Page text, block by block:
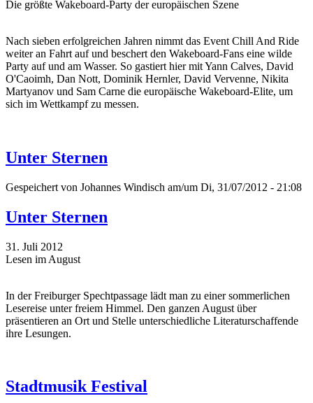
Die größte Wakeboard-Party der europäischen Szene
Nach sieben erfolgreichen Jahren nimmt das Event Chill And Ride
weiter an Fahrt auf und beschert den Wakeboard-Fans eine wilde
Party auf und am Wasser. So gastiert hier mit Yann Calves, David
O'Caoimh, Dan Nott, Dominik Hernler, David Vervenne, Nikita
Martyanov und Sam Carne die europäische Wakeboard-Elite, um
sich im Wettkampf zu messen.
Unter Sternen
Gespeichert von Johannes Windisch am/um Di, 31/07/2012 - 21:08
Unter Sternen
31. Juli 2012
Lesen im August
In der Freiburger Spechtpassage lädt man zu einer sommerlichen
Lesereise unter freiem Himmel. Den ganzen August über
präsentieren an Ort und Stelle unterschiedliche Literaturschaffende
ihre Lesungen.
Stadtmusik Festival